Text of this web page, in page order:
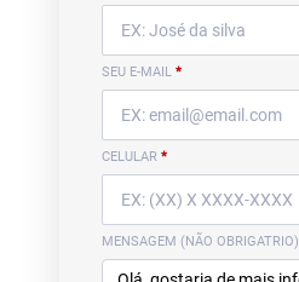
SEU E-MAIL *
CELULAR *
MENSAGEM (NÃO OBRIGATRIO)